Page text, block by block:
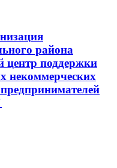
района
центр поддержки
некоммерческих